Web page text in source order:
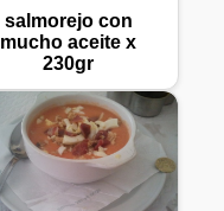
salmorejo con
mucho aceite x
230gr